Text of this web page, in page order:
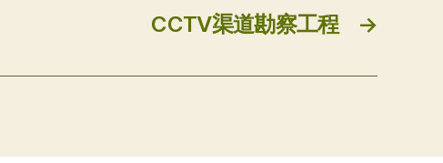
→
CCTV渠道勘察工程